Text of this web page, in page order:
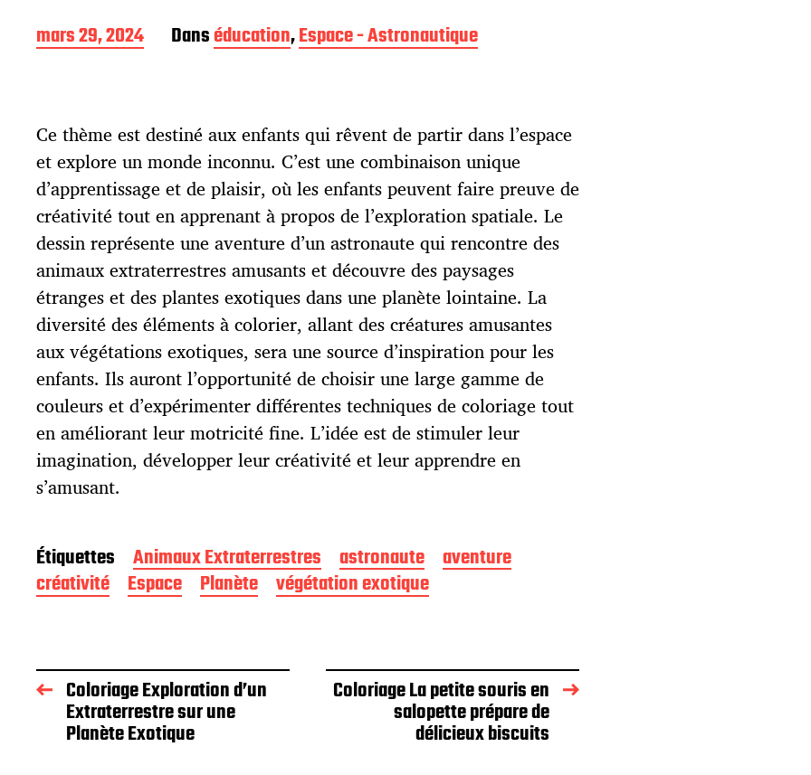
D
a
e
p
u
b
l
i
c
a
t
i
o
n
mars 29, 2024 Danséducation,Espace - Astronautique
Ce thème est destiné aux enfants qui rêvent de partir dans l’espace
et explore un monde inconnu. C’est une combinaison unique
d’apprentissage et de plaisir, où les enfants peuvent faire preuve de
créativité tout en apprenant à propos de l’exploration spatiale. Le
dessin représente une aventure d’un astronaute qui rencontre des
animaux extraterrestres amusants et découvre des paysages
étranges et des plantes exotiques dans une planète lointaine. La
diversité des éléments à colorier, allant des créatures amusantes
aux végétations exotiques, sera une source d’inspiration pour les
enfants. Ils auront l’opportunité de choisir une large gamme de
couleurs et d’expérimenter différentes techniques de coloriage tout
en améliorant leur motricité fine. L’idée est de stimuler leur
imagination, développer leur créativité et leur apprendre en
s’amusant.
Étiquettes Animaux Extraterrestres astronaute aventure
créativité
Espace Planète végétation exotique
Coloriage Exploration d’un
Extraterrestre sur une
Planète Exotique
Coloriage La petite souris en
salopette prépare de
délicieux biscuits